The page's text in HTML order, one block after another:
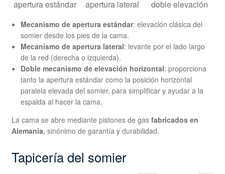
apertura estándar
apertura lateral
doble elevación
Mecanismo de apertura estándar: elevación clásica del
somier desde los pies de la cama.
Mecanismo de apertura lateral: levante por el lado largo
de la red (derecha o izquierda).
Doble mecanismo de elevación horizontal: proporciona
tanto la apertura estándar como la posición horizontal
paralela elevada del somier, para simplificar y ayudar a la
espalda al hacer la cama.
La cama se abre mediante pistones de gas fabricados en
Alemania, sinónimo de garantía y durabilidad.
Tapicería del somier